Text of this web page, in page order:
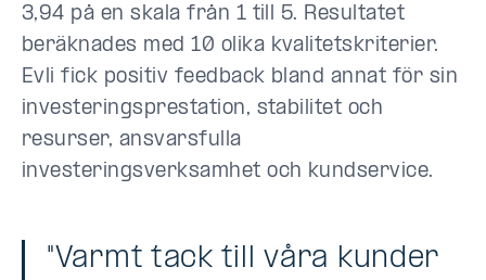
3,94 på en skala från 1 till 5. Resultatet
beräknades med 10 olika kvalitetskriterier.
Evli fick positiv feedback bland annat för sin
investeringsprestation, stabilitet och
resurser, ansvarsfulla
investeringsverksamhet och kundservice.
"Varmt tack till våra kunder